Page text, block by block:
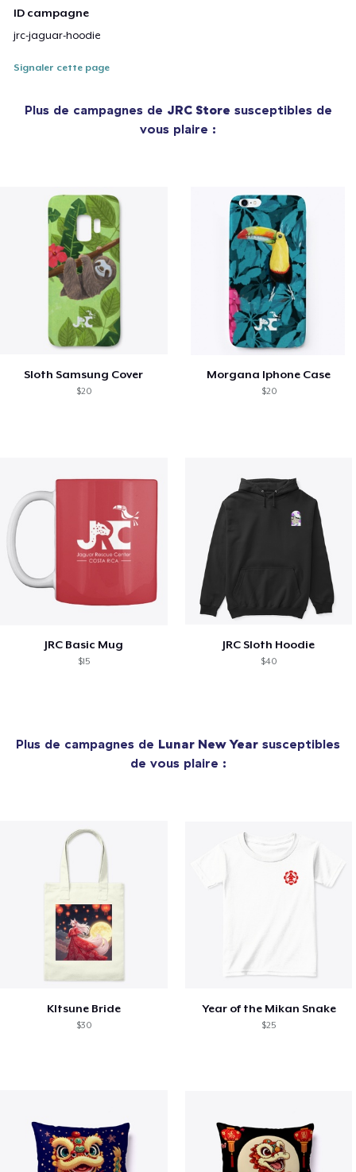
ID campagne
jrc-jaguar-hoodie
Signaler cette page
Plus de campagnes de JRC Store susceptibles de
vous plaire :
Sloth Samsung Cover
$20
Morgana Iphone Case
$20
JRC Basic Mug
$15
JRC Sloth Hoodie
$40
Plus de campagnes de Lunar New Year susceptibles
de vous plaire :
KItsune Bride
$30
Year of the Mikan Snake
$25